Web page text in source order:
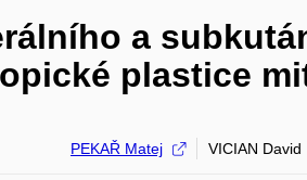
a
plastice
PEKAŘ Matej VICIAN David